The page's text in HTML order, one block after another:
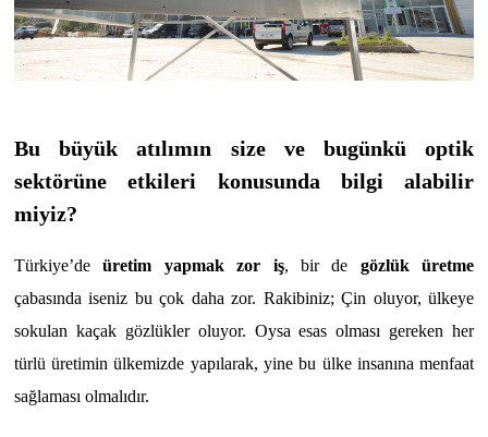
Bu büyük atılımın size ve bugünkü optik
sektörüne etkileri konusunda bilgi alabilir
miyiz?
Türkiye’deüretim yapmak zor iş, bir de gözlük üretme
çabasında iseniz bu çok daha zor. Rakibiniz; Çin oluyor, ülkeye
sokulan kaçak gözlükler oluyor. Oysa esas olması gereken her
türlü üretimin ülkemizde yapılarak, yine bu ülke insanına menfaat
sağlaması olmalıdır.